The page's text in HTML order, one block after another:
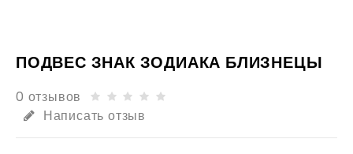
ПОДВЕС ЗНАК ЗОДИАКА БЛИЗНЕЦЫ
0 отзывов
Написать отзыв